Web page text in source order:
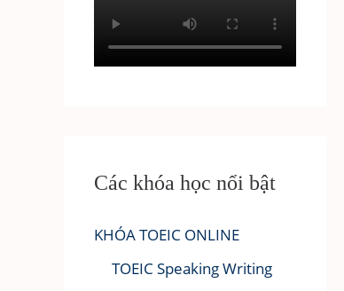
Các khóa học nổi bật
KHÓA TOEIC ONLINE
TOEIC Speaking Writing